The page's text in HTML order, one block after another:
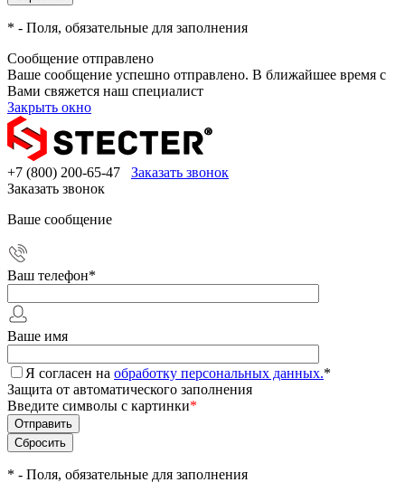
* - Поля, обязательные для заполнения
Сообщение отправлено
Ваше сообщение успешно отправлено. В ближайшее время с
Вами свяжется наш специалист
Закрыть окно
+7 (800) 200-65-47
Заказать звонок
Заказать звонок
Ваше сообщение
Ваш телефон*
Ваше имя
Я согласен на обработку персональных данных.*
Защита от автоматического заполнения
Введите символы с картинки*
* - Поля, обязательные для заполнения